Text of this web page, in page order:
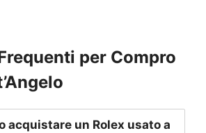
per Compro
acquistare un Rolex usato a